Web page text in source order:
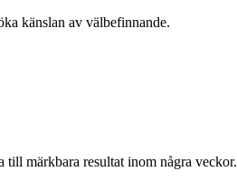
känslan av välbefinnande.
till märkbara resultat inom några veckor.